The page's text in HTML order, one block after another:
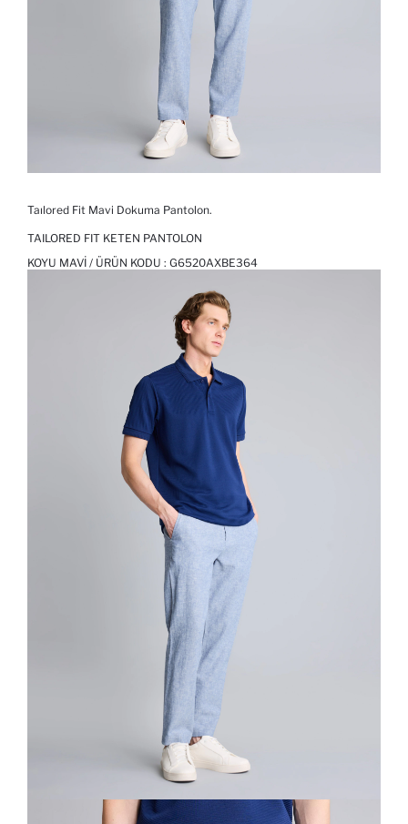
Taılored Fit Mavi Dokuma Pantolon.
TAILORED FIT KETEN PANTOLON
KOYU MAVI / ÜRÜN KODU : G6520AXBE364